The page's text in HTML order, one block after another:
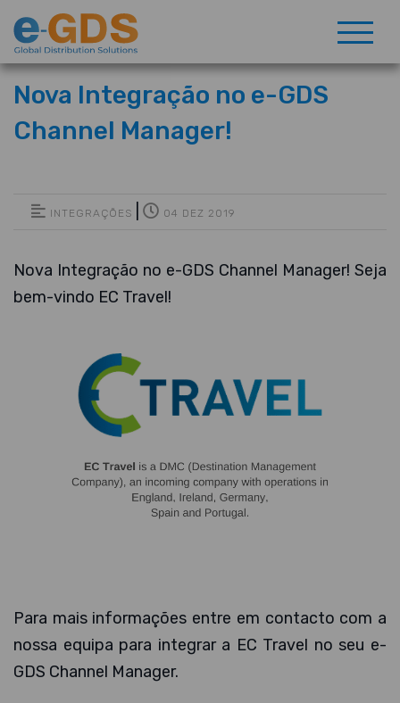
Nova Integração no e-GDS
Channel Manager!
INTEGRAÇÕES 04 DEZ 2019
Nova Integração no e-GDS Channel Manager! Seja
bem-vindo EC Travel!
Para mais informações entre em contacto com a
nossa equipa para integrar a EC Travel no seu e-
GDS Channel Manager.